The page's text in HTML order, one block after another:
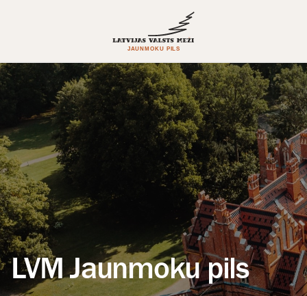
LVM Jaunmoku pils